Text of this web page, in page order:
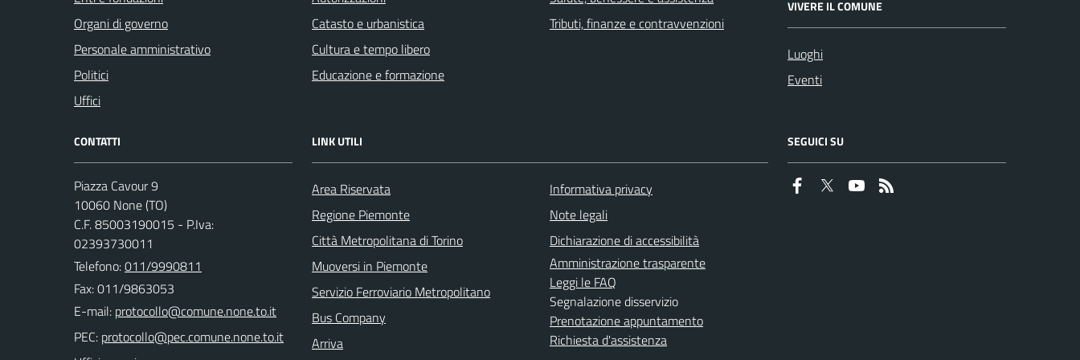
Organi di governo
Personale amministrativo
Politici
Uffici
Catasto e urbanistica
Cultura e tempo libero
Educazione e formazione
Tributi, finanze e contravvenzioni
VIVERE IL COMUNE
Luoghi
Eventi
CONTATTI
Piazza Cavour 9
10060 None (TO)
C.F. 85003190015 - P.Iva:
02393730011
Telefono:011/9990811
Fax: 011/9863053
E-mail:
PEC:
LINK UTILI
Area Riservata
Regione Piemonte
Città Metropolitana di Torino
Muoversi in Piemonte
Servizio Ferroviario Metropolitano
Bus Company
Arriva
Informativa privacy
Note legali
Dichiarazione di accessibilità
Amministrazione trasparente
Leggi le FAQ
Segnalazione disservizio
Prenotazione appuntamento
Richiesta d'assistenza
SEGUICI SU